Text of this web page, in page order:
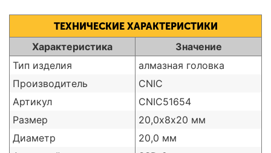
ТЕХНИЧЕСКИЕ ХАРАКТЕРИСТИКИ
Характеристика
Значение
Тип изделия
алмазная головка
Производитель
CNIC
Артикул
CNIC51654
Размер
20,0х8х20 мм
Диаметр
20,0 мм